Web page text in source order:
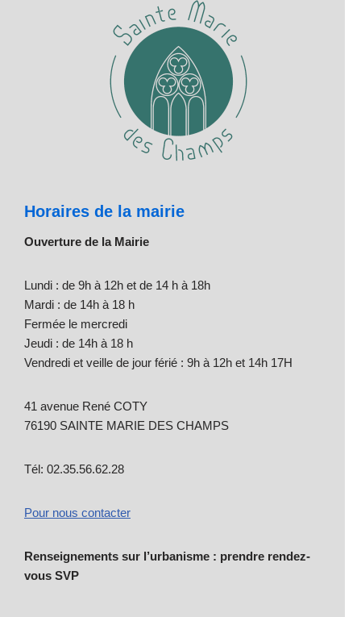
Horaires de la mairie
Ouverture de la Mairie
Lundi : de 9h à 12h et de 14 h à 18h
Mardi : de 14h à 18 h
Fermée le mercredi
Jeudi : de 14h à 18 h
Vendredi et veille de jour férié : 9h à 12h et 14h 17H
41 avenue René COTY
76190 SAINTE MARIE DES CHAMPS
Tél: 02.35.56.62.28
Pour nous contacter
Renseignements sur l’urbanisme : prendre rendez-
vous SVP